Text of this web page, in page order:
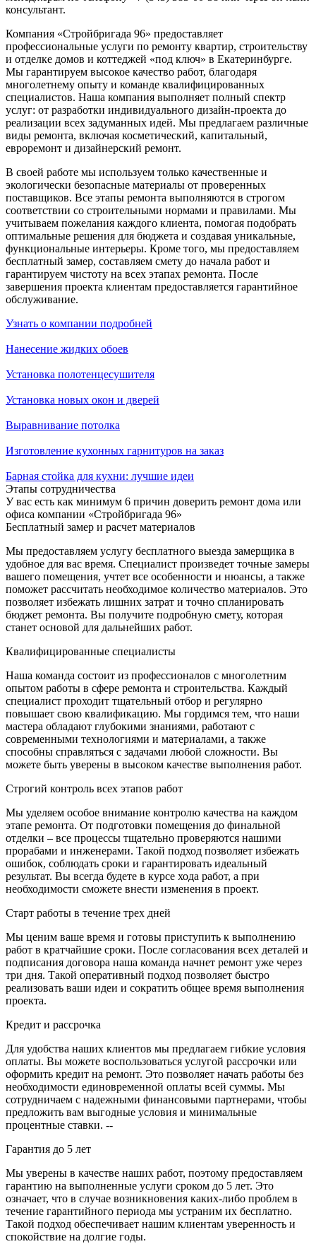
консультант.
Компания «Стройбригада 96» предоставляет
профессиональные услуги по ремонту квартир, строительству
и отделке домов и коттеджей «под ключ» в Екатеринбурге.
Мы гарантируем высокое качество работ, благодаря
многолетнему опыту и команде квалифицированных
специалистов. Наша компания выполняет полный спектр
услуг: от разработки индивидуального дизайн-проекта до
реализации всех задуманных идей. Мы предлагаем различные
виды ремонта, включая косметический, капитальный,
евроремонт и дизайнерский ремонт.
В своей работе мы используем только качественные и
экологически безопасные материалы от проверенных
поставщиков. Все этапы ремонта выполняются в строгом
соответствии со строительными нормами и правилами. Мы
учитываем пожелания каждого клиента, помогая подобрать
оптимальные решения для бюджета и создавая уникальные,
функциональные интерьеры. Кроме того, мы предоставляем
бесплатный замер, составляем смету до начала работ и
гарантируем чистоту на всех этапах ремонта. После
завершения проекта клиентам предоставляется гарантийное
обслуживание.
Узнать о компании подробней
Нанесение жидких обоев
Установка полотенцесушителя
Установка новых окон и дверей
Выравнивание потолка
Изготовление кухонных гарнитуров на заказ
Барная стойка для кухни: лучшие идеи
Этапы сотрудничества
У вас есть как минимум 6 причин доверить ремонт дома или
офиса компании «Стройбригада 96»
Бесплатный замер и расчет материалов
Мы предоставляем услугу бесплатного выезда замерщика в
удобное для вас время. Специалист произведет точные замеры
вашего помещения, учтет все особенности и нюансы, а также
поможет рассчитать необходимое количество материалов. Это
позволяет избежать лишних затрат и точно спланировать
бюджет ремонта. Вы получите подробную смету, которая
станет основой для дальнейших работ.
Квалифицированные специалисты
Наша команда состоит из профессионалов с многолетним
опытом работы в сфере ремонта и строительства. Каждый
специалист проходит тщательный отбор и регулярно
повышает свою квалификацию. Мы гордимся тем, что наши
мастера обладают глубокими знаниями, работают с
современными технологиями и материалами, а также
способны справляться с задачами любой сложности. Вы
можете быть уверены в высоком качестве выполнения работ.
Строгий контроль всех этапов работ
Мы уделяем особое внимание контролю качества на каждом
этапе ремонта. От подготовки помещения до финальной
отделки – все процессы тщательно проверяются нашими
прорабами и инженерами. Такой подход позволяет избежать
ошибок, соблюдать сроки и гарантировать идеальный
результат. Вы всегда будете в курсе хода работ, а при
необходимости сможете внести изменения в проект.
Старт работы в течение трех дней
Мы ценим ваше время и готовы приступить к выполнению
работ в кратчайшие сроки. После согласования всех деталей и
подписания договора наша команда начнет ремонт уже через
три дня. Такой оперативный подход позволяет быстро
реализовать ваши идеи и сократить общее время выполнения
проекта.
Кредит и рассрочка
Для удобства наших клиентов мы предлагаем гибкие условия
оплаты. Вы можете воспользоваться услугой рассрочки или
оформить кредит на ремонт. Это позволяет начать работы без
необходимости единовременной оплаты всей суммы. Мы
сотрудничаем с надежными финансовыми партнерами, чтобы
предложить вам выгодные условия и минимальные
процентные ставки. --
Гарантия до 5 лет
Мы уверены в качестве наших работ, поэтому предоставляем
гарантию на выполненные услуги сроком до 5 лет. Это
означает, что в случае возникновения каких-либо проблем в
течение гарантийного периода мы устраним их бесплатно.
Такой подход обеспечивает нашим клиентам уверенность и
спокойствие на долгие годы.